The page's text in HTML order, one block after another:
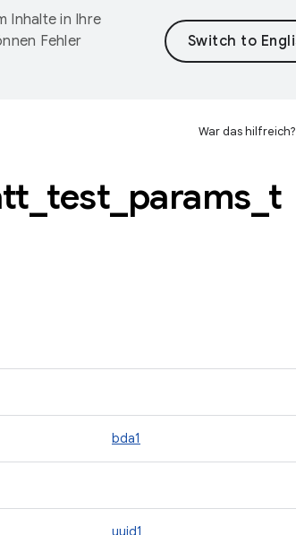
Inhalte in Ihre
Fehler
War das hilfreich?
test params t
bda1
uuid1